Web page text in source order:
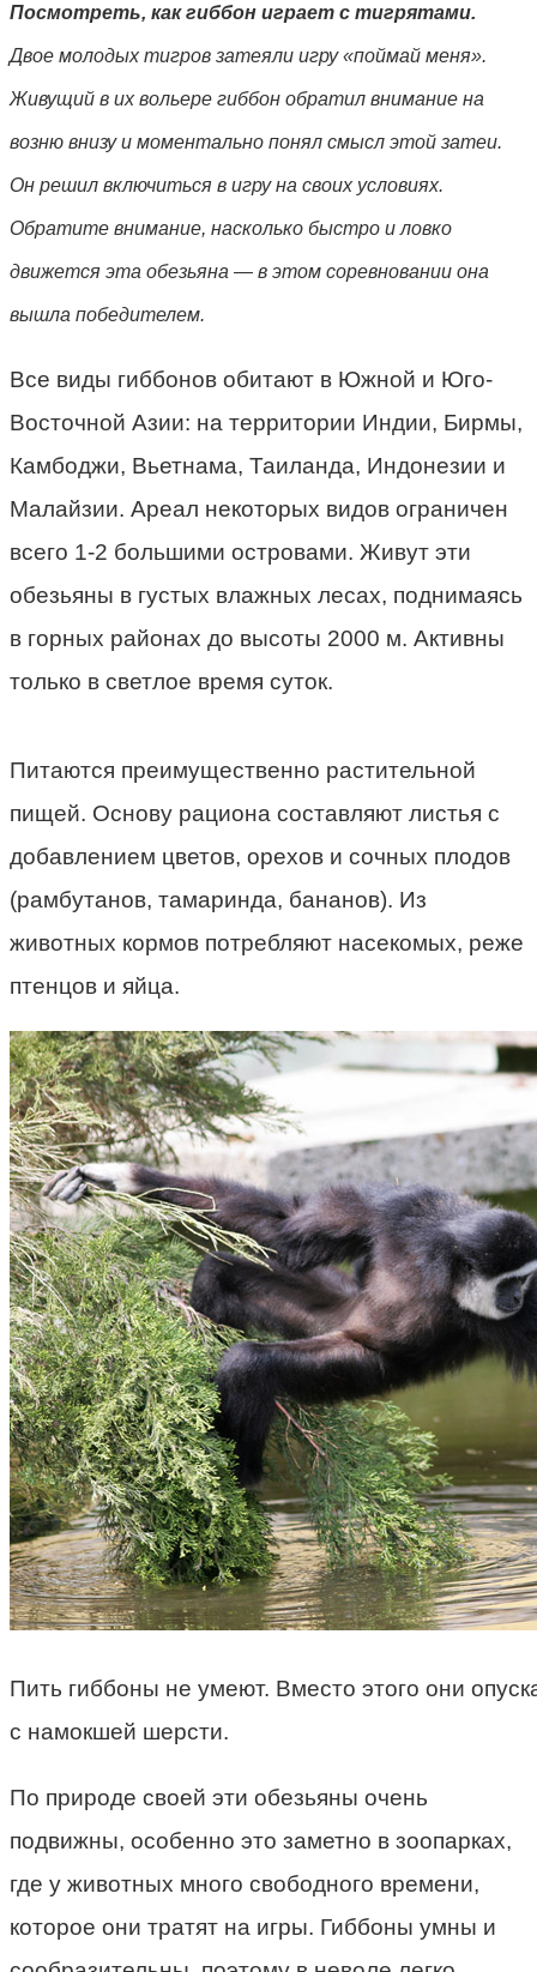
Посмотреть, как гиббон играет с тигрятами.
Двое молодых тигров затеяли игру «поймай меня».
Живущий в их вольере гиббон обратил внимание на
возню внизу и моментально понял смысл этой затеи.
Он решил включиться в игру на своих условиях.
Обратите внимание, насколько быстро и ловко
движется эта обезьяна — в этом соревновании она
вышла победителем.
Все виды гиббонов обитают в Южной и Юго-
Восточной Азии: на территории Индии, Бирмы,
Камбоджи, Вьетнама, Таиланда, Индонезии и
Малайзии. Ареал некоторых видов ограничен
всего 1-2 большими островами. Живут эти
обезьяны в густых влажных лесах, поднимаясь
в горных районах до высоты 2000 м. Активны
только в светлое время суток.
Питаются преимущественно растительной
пищей. Основу рациона составляют листья с
добавлением цветов, орехов и сочных плодов
(рамбутанов, тамаринда, бананов). Из
животных кормов потребляют насекомых, реже
птенцов и яйца.
Пить гиббоны не умеют. Вместо этого они
с намокшей шерсти.
По природе своей эти обезьяны очень
подвижны, особенно это заметно в зоопарках,
где у животных много свободного времени,
которое они тратят на игры. Гиббоны умны и